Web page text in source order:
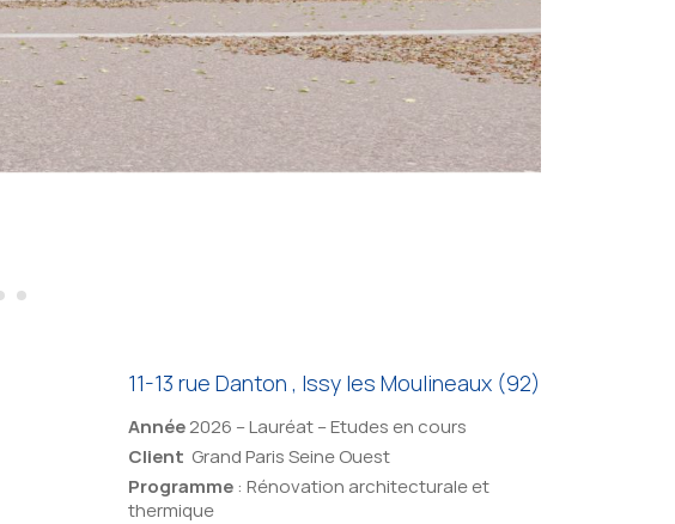
11-13 rue Danton , Issy les Moulineaux (92)
Année2026 – Lauréat – Etudes en cours
Client Grand Paris Seine Ouest
Programme: Rénovation architecturale et
thermique